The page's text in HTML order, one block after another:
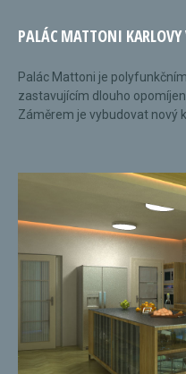
PALÁC MATTONI
Palác Mattoni je
zastavujícím dlouho
Záměrem je vybudovat nový